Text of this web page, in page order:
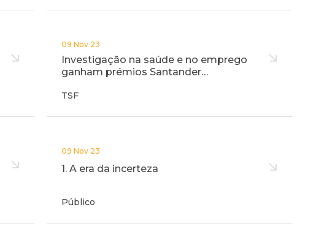
09 Nov 23
Investigação na saúde e no emprego
ganham prémios Santander…
TSF
09 Nov 23
1. A era da incerteza
Público